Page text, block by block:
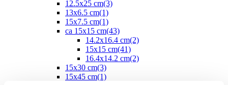
12.5x25 cm(3)
13x6.5 cm(1)
15x7.5 cm(1)
ca 15x15 cm(43)
14.2x16.4 cm(2)
15x15 cm(41)
16.4x14.2 cm(2)
15x30 cm(3)
15x45 cm(1)